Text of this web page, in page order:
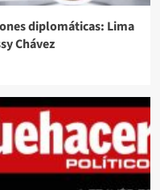
diplomáticas: Lima
Chávez